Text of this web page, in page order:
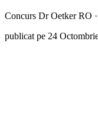
Concurs Dr Oetker RO ·
publicat pe 24